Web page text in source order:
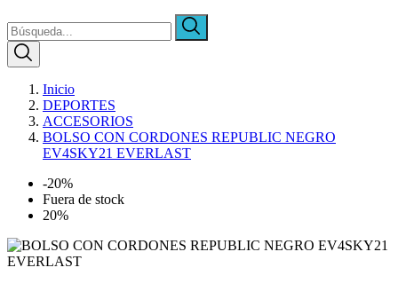
Inicio
DEPORTES
ACCESORIOS
BOLSO CON CORDONES REPUBLIC NEGRO
EV4SKY21 EVERLAST
-20%
Fuera de stock
20%